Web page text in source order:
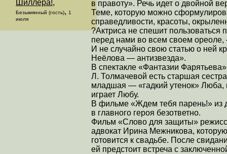
Шиллера!,
Безымянный (гость), 1
июля
в правоту». Речь идет о двойной
Теме, которую можно
справедливости, красоты,
?Актриса не спешит пользоваться
перед нами во всем своем
И не случайно свою статью о ней
Неёлова — антизвезда».
В спектакле «Фантазии
Л. Толмачевой есть старшая
младшая — «гадкий утенок» Люба,
играет Любу.
В фильме «Ждем тебя парень!» из
в главного героя безответно.
Фильм «Слово для защиты»
адвокат Ирина Межникова,
готовится к свадьбе. После
ей предстоит встреча с